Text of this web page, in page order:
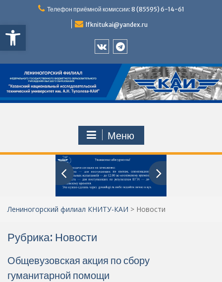
Открыть панель инструментов
содержимому
Телефон приёмной комиссии: 8 (85595) 6-14-61
lfknitukai@yandex.ru
комиссия
КНИТУ-
КАИ
ЛФ
КНИТУ-
КАИ
Меню
Лениногорский филиал КНИТУ-КАИ > Новости
Рубрика: Новости
Общевузовская акция по сбору
гуманитарной помощи